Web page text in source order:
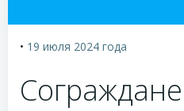
• 19 июля 2024 года